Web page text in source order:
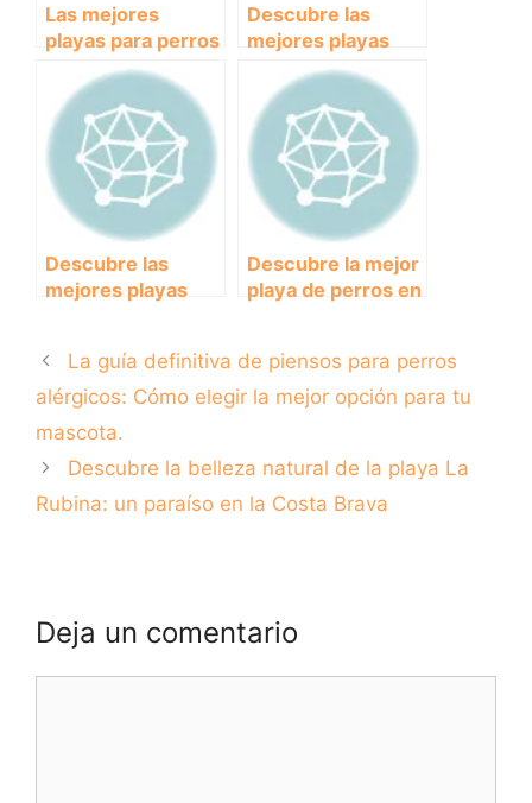
Las mejores
playas para perros
en Cádiz: disfruta
del sol y el mar
con tu mascota
Descubre las
mejores playas
para ir con tu
perro en Málaga:
¡Un paraíso para
los amantes de los
animales!
Descubre las
mejores playas
¡diversión
asegurada en el
paraíso canino!
Descubre la mejor
playa de perros en
peludo amigo
La guía definitiva de piensos para perros
alérgicos: Cómo elegir la mejor opción para tu
mascota.
Descubre la belleza natural de la playa La
Rubina: un paraíso en la Costa Brava
Deja un comentario